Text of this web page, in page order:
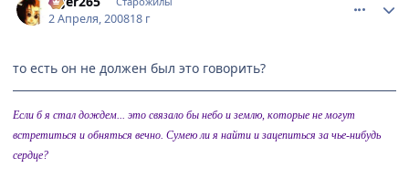
2 Апреля, 200818 г
то есть он не должен был это говорить?
Если б я стал дождем... это связало бы небо и землю, которые не могут
встретиться и обняться вечно. Сумею ли я найти и зацепиться за чье-нибудь
сердце?